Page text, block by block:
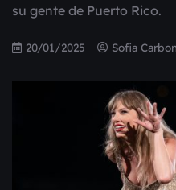
su gente de Puerto Rico.
20/01/2025 Sofia